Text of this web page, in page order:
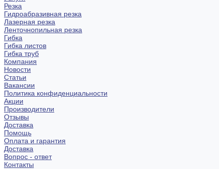
Резка
Гидроабразивная резка
Лазерная резка
Ленточнопильная резка
Гибка
Гибка листов
Гибка труб
Компания
Новости
Статьи
Вакансии
Политика конфиденциальности
Акции
Производители
Отзывы
Доставка
Помощь
Оплата и гарантия
Доставка
Вопрос - ответ
Контакты